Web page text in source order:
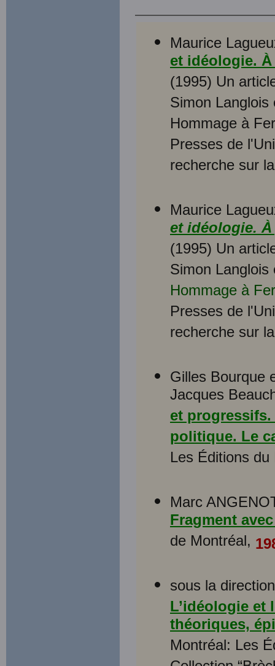
Maurice
et idéologie.
(1995) Un
Simon
Hommage à
Presses de
recherche sur
Maurice
et idéologie.
(1995) Un
Simon
Hommage à
Presses de
recherche sur
Gilles Bourque
Jacques
et
politique. Le
Les Éditions
Marc
Fragment
de Montréal,
sous la
L’idéologie et
théoriques,
Montréal: Les